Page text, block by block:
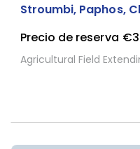
Stroumbi, Paphos,
Precio de reserva
Agricultural Field